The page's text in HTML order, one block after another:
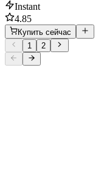
Instant
4.85
Купить сейчас
1
2